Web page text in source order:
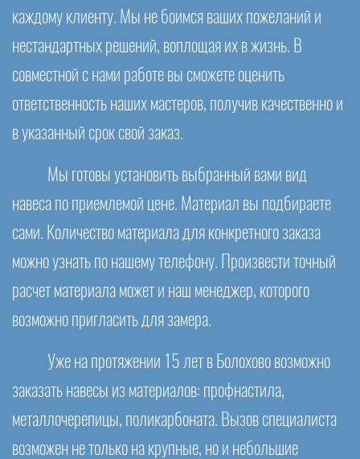
каждому клиенту. Мы не боимся ваших пожеланий и
нестандартных решений, воплощая их в жизнь. В
совместной с нами работе вы сможете оценить
ответственность наших мастеров, получив качественно и
в указанный срок свой заказ.
Мы готовы установить выбранный вами вид
навеса по приемлемой цене. Материал вы подбираете
сами. Количество материала для конкретного заказа
можно узнать по нашему телефону. Произвести точный
расчет материала может и наш менеджер, которого
возможно пригласить для замера.
Уже на протяжении 15 лет в Болохово возможно
заказать навесы из материалов: профнастила,
металлочерепицы, поликарбоната. Вызов специалиста
возможен не только на крупные, но и небольшие